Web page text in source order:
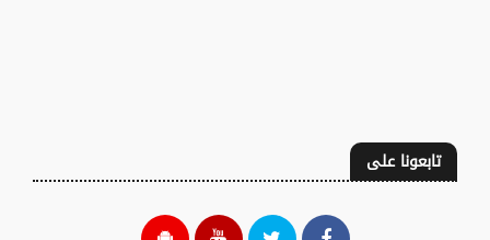
تابعونا على